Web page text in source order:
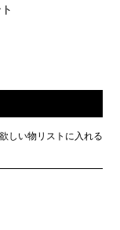
欲しい物リストに入れる